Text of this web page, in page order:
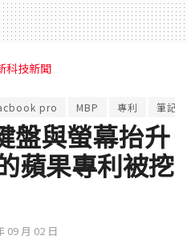
科技新聞
pro MBP 專利 筆記
盤與螢幕抬升
蘋果專利被挖
09 月 02 日